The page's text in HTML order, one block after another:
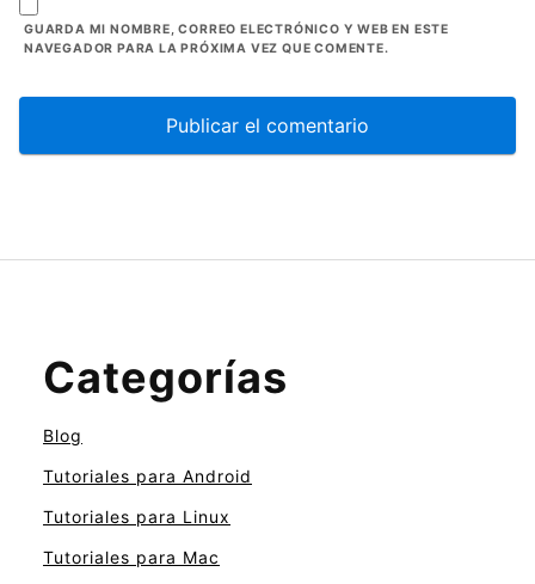
GUARDA MI NOMBRE, CORREO ELECTRÓNICO Y WEB EN ESTE
NAVEGADOR PARA LA PRÓXIMA VEZ QUE COMENTE.
Categorías
Blog
Tutoriales para Android
Tutoriales para Linux
Tutoriales para Mac